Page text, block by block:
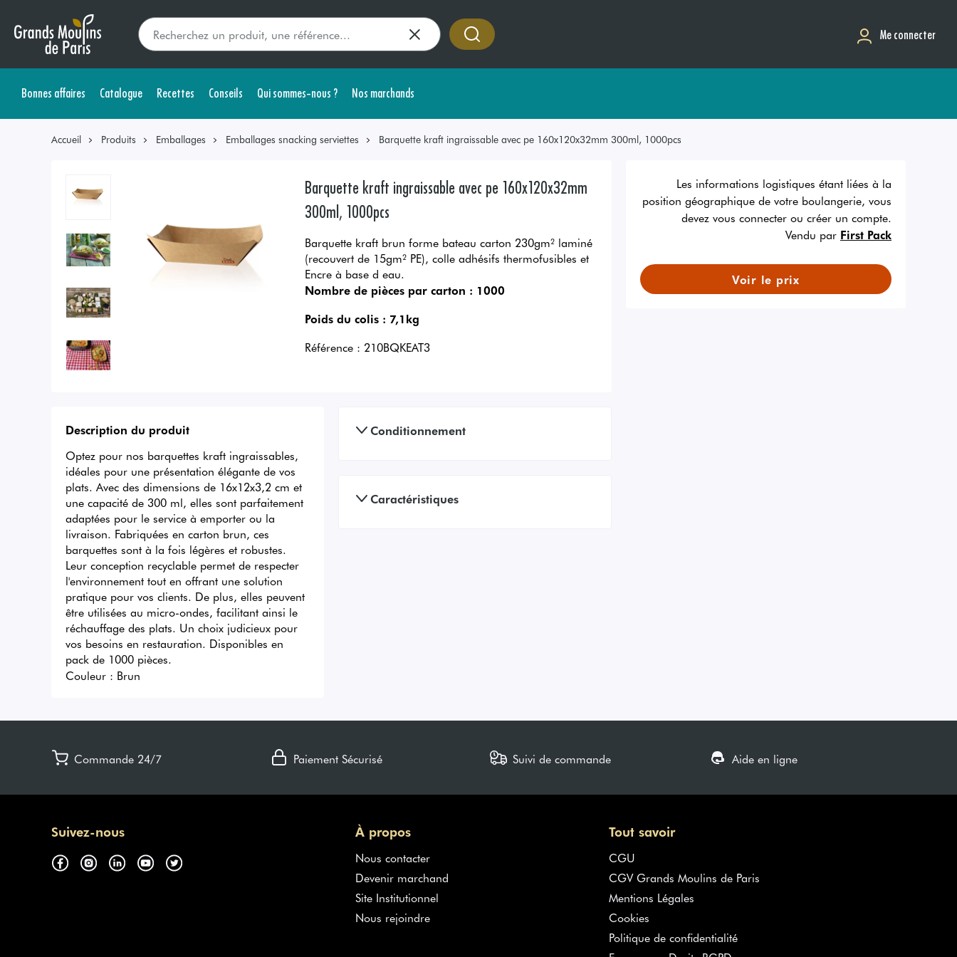
Me connecter
Bonnes affaires Catalogue Recettes Conseils Qui sommes-nous ? Nos marchands
Accueil Produits Emballages Emballages snacking serviettes Barquette kraft ingraissable avec pe 160x120x32mm 300ml, 1000pcs
Barquette kraft ingraissable avec pe 160x120x32mm
300ml, 1000pcs
Barquette kraft brun forme bateau carton 230gm² laminé
(recouvert de 15gm² PE), colle adhésifs thermofusibles et
Encre à base d eau.
Nombre de pièces par carton : 1000
Poids du colis : 7,1kg
Référence : 210BQKEAT3
Les informations logistiques étant liées à la
position géographique de votre boulangerie, vous
devez vous connecter ou créer un compte.
Vendu par First Pack
Voir le prix
Description du produit
Optez pour nos barquettes kraft ingraissables,
idéales pour une présentation élégante de vos
plats. Avec des dimensions de 16x12x3,2 cm et
une capacité de 300 ml, elles sont parfaitement
adaptées pour le service à emporter ou la
livraison. Fabriquées en carton brun, ces
barquettes sont à la fois légères et robustes.
Leur conception recyclable permet de respecter
l'environnement tout en offrant une solution
pratique pour vos clients. De plus, elles peuvent
être utilisées au micro-ondes, facilitant ainsi le
réchauffage des plats. Un choix judicieux pour
vos besoins en restauration. Disponibles en
pack de 1000 pièces.
Couleur : Brun
Conditionnement
Caractéristiques
Commande 24/7 Paiement Sécurisé Suivi de commande Aide en ligne
Suivez-nous À propos
Nous contacter
Devenir marchand
Site Institutionnel
Nous rejoindre
Tout savoir
CGU
CGV Grands Moulins de Paris
Mentions Légales
Cookies
Politique de confidentialité